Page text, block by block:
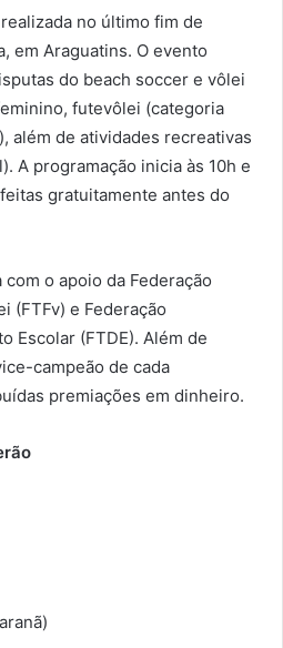
no último fim de
em Araguatins. O evento
do beach soccer e vôlei
futevôlei (categoria
além de atividades recreativas
A programação inicia às 10h e
gratuitamente antes do
o apoio da Federação
(FTFv) e Federação
Escolar (FTDE). Além de
campeão de cada
premiações em dinheiro.